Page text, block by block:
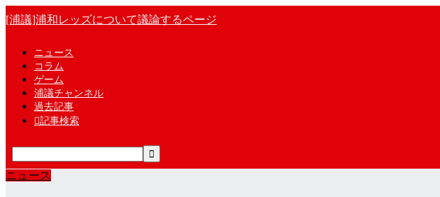
[浦議]浦和レッズについて議論するページ
ニュース
コラム
ゲーム
浦議チャンネル
過去記事
記事検索
ニュース